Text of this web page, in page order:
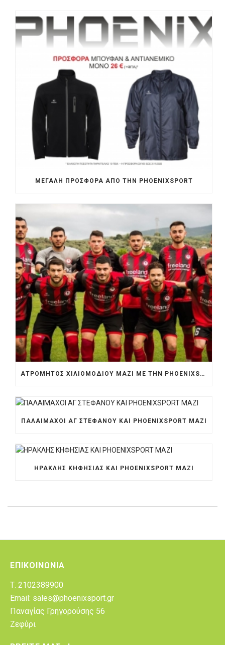
ΜΕΓΆΛΗ ΠΡΟΣΦΟΡΆ ΑΠΟ ΤΗΝ PHOENIXSPORT
ΑΤΡΟΜΗΤΟΣ ΧΙΛΙΟΜΟΔΙΟΥ ΜΑΖΙ ΜΕ ΤΗΝ PHOENIXSPORT
ΠΑΛΑΙΜΑΧΟΙ ΑΓ ΣΤΕΦΑΝΟΥ ΚΑΙ PHOENIXSPORT ΜΑΖΙ
ΗΡΑΚΛΗΣ ΚΗΦΗΣΙΑΣ ΚΑΙ PHOENIXSPORT MAZI
ΕΠΙΚΟΙΝΩΝΊΑ
Τ. 2102389900
Email: sales@phoenixsport.gr
Παναγίας Γρηγορούσης 56
Ζεφύρι